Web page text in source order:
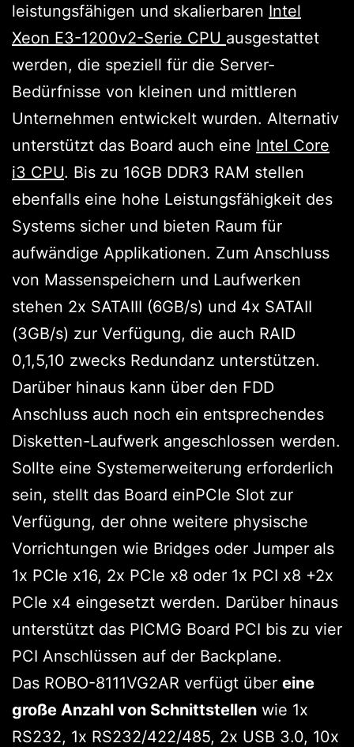
leistungsfähigen und skalierbaren Intel
Xeon E3-1200v2-Serie CPU ausgestattet
werden, die speziell für die Server-
Bedürfnisse von kleinen und mittleren
Unternehmen entwickelt wurden. Alternativ
unterstützt das Board auch eine Intel Core
i3 CPU. Bis zu 16GB DDR3 RAM stellen
ebenfalls eine hohe Leistungsfähigkeit des
Systems sicher und bieten Raum für
aufwändige Applikationen. Zum Anschluss
von Massenspeichern und Laufwerken
stehen 2x SATAIII (6GB/s) und 4x SATAII
(3GB/s) zur Verfügung, die auch RAID
0,1,5,10 zwecks Redundanz unterstützen.
Darüber hinaus kann über den FDD
Anschluss auch noch ein entsprechendes
Disketten-Laufwerk angeschlossen werden.
Sollte eine Systemerweiterung erforderlich
sein, stellt das Board einPCIe Slot zur
Verfügung, der ohne weitere physische
Vorrichtungen wie Bridges oder Jumper als
1x PCIe x16, 2x PCIe x8 oder 1x PCI x8 +2x
PCIe x4 eingesetzt werden. Darüber hinaus
unterstützt das PICMG Board PCI bis zu vier
PCI Anschlüssen auf der Backplane.
Das ROBO-8111VG2AR verfügt über eine
große Anzahl von Schnittstellen wie 1x
RS232, 1x RS232/422/485, 2x USB 3.0, 10x